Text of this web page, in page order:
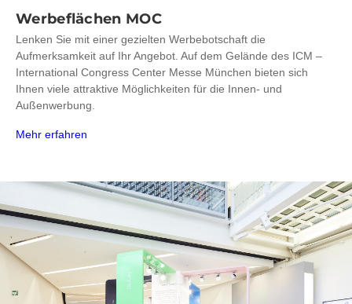
Werbeflächen MOC
Lenken Sie mit einer gezielten Werbebotschaft die
Aufmerksamkeit auf Ihr Angebot. Auf dem Gelände des ICM –
International Congress Center Messe München bieten sich
Ihnen viele attraktive Möglichkeiten für die Innen- und
Außenwerbung.
Mehr erfahren